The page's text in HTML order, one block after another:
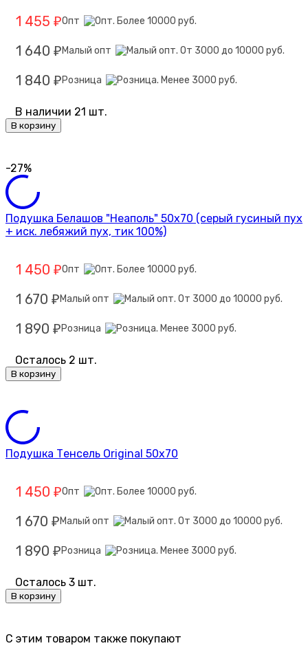
1 455 ₽Опт
1 640 ₽ Малый опт
1 840 ₽ Розница
В наличии 21 шт.
В корзину
-27%
Подушка Белашов "Неаполь" 50х70 (серый гусиный пух
+ иск. лебяжий пух, тик 100%)
1 450 ₽Опт
1 670 ₽ Малый опт
1 890 ₽ Розница
Осталось 2 шт.
В корзину
Подушка Тенсель Original 50х70
1 450 ₽Опт
1 670 ₽ Малый опт
1 890 ₽ Розница
Осталось 3 шт.
В корзину
C этим товаром также покупают